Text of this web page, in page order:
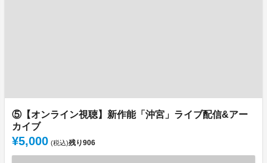
⑤【オンライン視聴】新作能「沖宮」ライブ配信&アー
カイブ
¥5,000 (税込)残り906